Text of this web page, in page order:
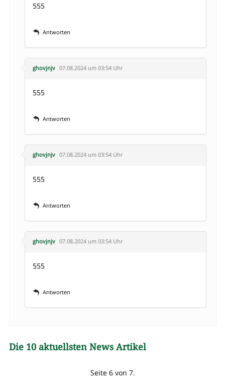
555
Antworten
ghovjnjv 07.08.2024 um 03:54 Uhr
555
Antworten
ghovjnjv 07.08.2024 um 03:54 Uhr
555
Antworten
ghovjnjv 07.08.2024 um 03:54 Uhr
555
Antworten
Die 10 aktuellsten News Artikel
Seite 6 von 7.